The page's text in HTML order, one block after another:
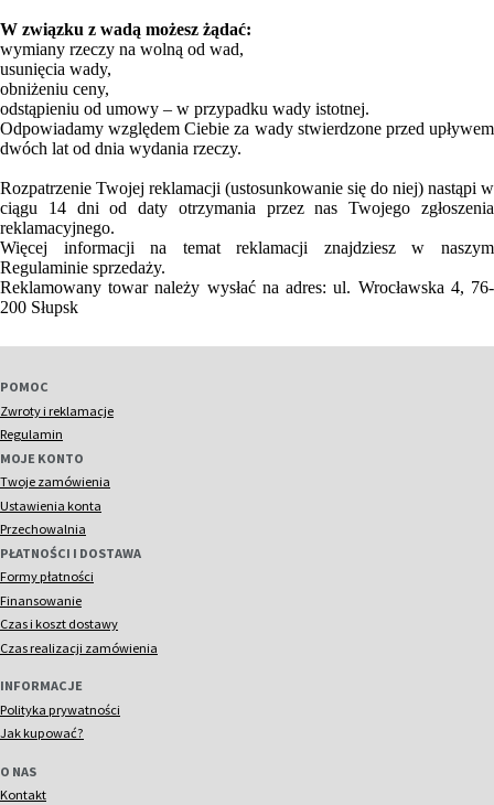
W związku z wadą możesz żądać:
wymiany rzeczy na wolną od wad,
usunięcia wady,
obniżeniu ceny,
odstąpieniu od umowy – w przypadku wady istotnej.
Odpowiadamy względem Ciebie za wady stwierdzone przed upływem
dwóch lat od dnia wydania rzeczy.
Rozpatrzenie Twojej reklamacji (ustosunkowanie się do niej) nastąpi w
ciągu 14 dni od daty otrzymania przez nas Twojego zgłoszenia
reklamacyjnego.
Więcej informacji na temat reklamacji znajdziesz w naszym
Regulaminie sprzedaży.
Reklamowany towar należy wysłać na adres: ul. Wrocławska 4, 76-
200 Słupsk
POMOC
Zwroty i reklamacje
Regulamin
MOJE KONTO
Twoje zamówienia
Ustawienia konta
Przechowalnia
PŁATNOŚCI I DOSTAWA
Formy płatności
Finansowanie
Czas i koszt dostawy
Czas realizacji zamówienia
INFORMACJE
Polityka prywatności
Jak kupować?
O NAS
Kontakt